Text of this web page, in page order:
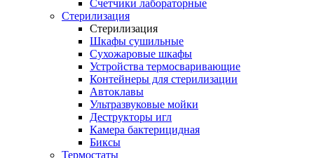
Счетчики лабораторные
Стерилизация
Стерилизация
Шкафы сушильные
Сухожаровые шкафы
Устройства термосваривающие
Контейнеры для стерилизации
Автоклавы
Ультразвуковые мойки
Деструкторы игл
Камера бактерицидная
Биксы
Термостаты